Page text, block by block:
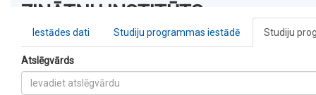
ZINĀTŅU INSTITŪTS
Iestādes dati Studiju programmas iestādē Studiju
Atslēgvārds